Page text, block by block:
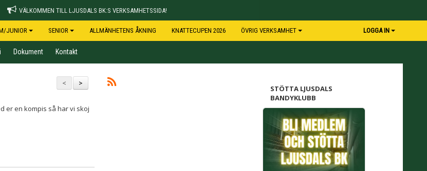
VÄLKOMMEN TILL LJUSDALS BK:S VERKSAMHETSSIDA!
JUNIOR SENIOR ALLMÄNHETENS ÅKNING KNATTECUPEN 2026 ÖVRIG VERKSAMHET LOGGA IN
Dokument Kontakt
>
<
er en kompis så har vi skoj
STÖTTA LJUSDALS
BANDYKLUBB